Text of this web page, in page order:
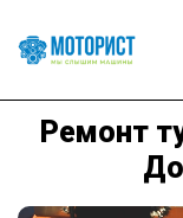
Ремонт